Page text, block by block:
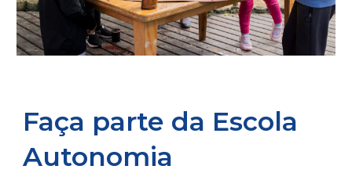
Faça parte da Escola
Autonomia